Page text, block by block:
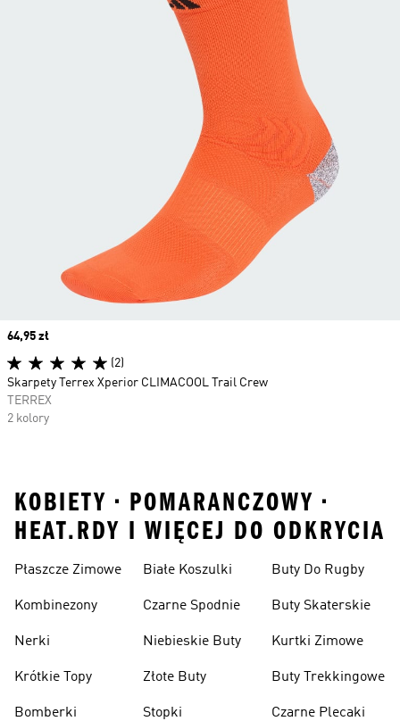
Price
64,95 zł
(2)
Skarpety Terrex Xperior CLIMACOOL Trail Crew
TERREX
2 kolory
KOBIETY • POMARANCZOWY •
HEAT.RDY I WIĘCEJ DO ODKRYCIA
Płaszcze Zimowe
Kombinezony
Nerki
Krótkie Topy
Bomberki
Białe Koszulki
Czarne Spodnie
Niebieskie Buty
Złote Buty
Stopki
Buty Do Rugby
Buty Skaterskie
Kurtki Zimowe
Buty Trekkingowe
Czarne Plecaki